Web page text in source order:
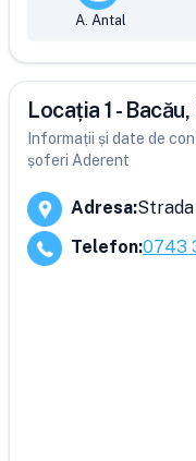
A. Antal
Locația 1 -
Informații și date de
șoferi Aderent
Adresa:
Telefon:0743